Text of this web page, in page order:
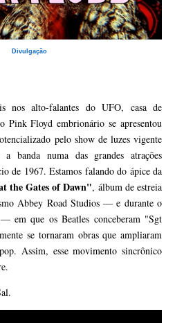
Divulgação
nos alto-falantes do UFO, casa de
Pink Floyd embrionário se apresentou
pelo show de luzes vigente
banda numa das grandes atrações
de 1967. Estamos falando do ápice da
the Gates of Dawn", álbum de estreia
Abbey Road Studios — e durante o
em que os Beatles conceberam "Sgt
se tornaram obras que ampliaram
Assim, esse movimento sincrônico